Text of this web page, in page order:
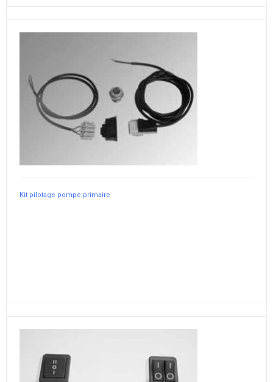
Kit pilotage pompe primaire